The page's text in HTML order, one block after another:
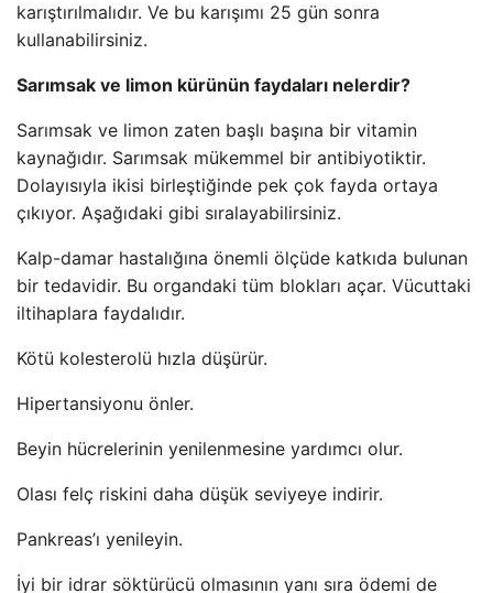
karıştırılmalıdır. Ve bu karışımı 25 gün sonra
kullanabilirsiniz.
Sarımsak ve limon kürünün faydaları nelerdir?
Sarımsak ve limon zaten başlı başına bir vitamin
kaynağıdır. Sarımsak mükemmel bir antibiyotiktir.
Dolayısıyla ikisi birleştiğinde pek çok fayda ortaya
çıkıyor. Aşağıdaki gibi sıralayabilirsiniz.
Kalp-damar hastalığına önemli ölçüde katkıda bulunan
bir tedavidir. Bu organdaki tüm blokları açar. Vücuttaki
iltihaplara faydalıdır.
Kötü kolesterolü hızla düşürür.
Hipertansiyonu önler.
Beyin hücrelerinin yenilenmesine yardımcı olur.
Olası felç riskini daha düşük seviyeye indirir.
Pankreas’ı yenileyin.
İyi bir idrar söktürücü olmasının yanı sıra ödemi de